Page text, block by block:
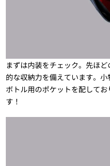
まずは内装をチェック。先ほ
的な収納力を備えています。小
ボトル用のポケットを配して
す！